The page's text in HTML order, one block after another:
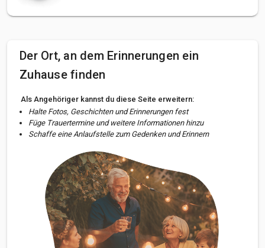
Der Ort, an dem Erinnerungen ein
Zuhause finden
Als Angehöriger kannst du diese Seite erweitern:
Halte Fotos, Geschichten und Erinnerungen fest
Füge Trauertermine und weitere Informationen hinzu
Schaffe eine Anlaufstelle zum Gedenken und Erinnern